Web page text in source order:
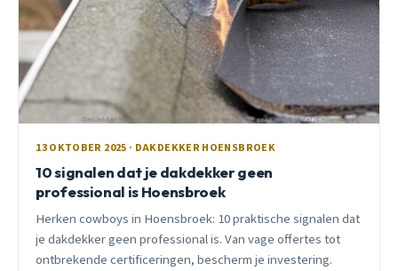
13 OKTOBER 2025 · DAKDEKKER HOENSBROEK
10 signalen dat je dakdekker geen
professional is Hoensbroek
Herken cowboys in Hoensbroek: 10 praktische signalen dat
je dakdekker geen professional is. Van vage offertes tot
ontbrekende certificeringen, bescherm je investering.